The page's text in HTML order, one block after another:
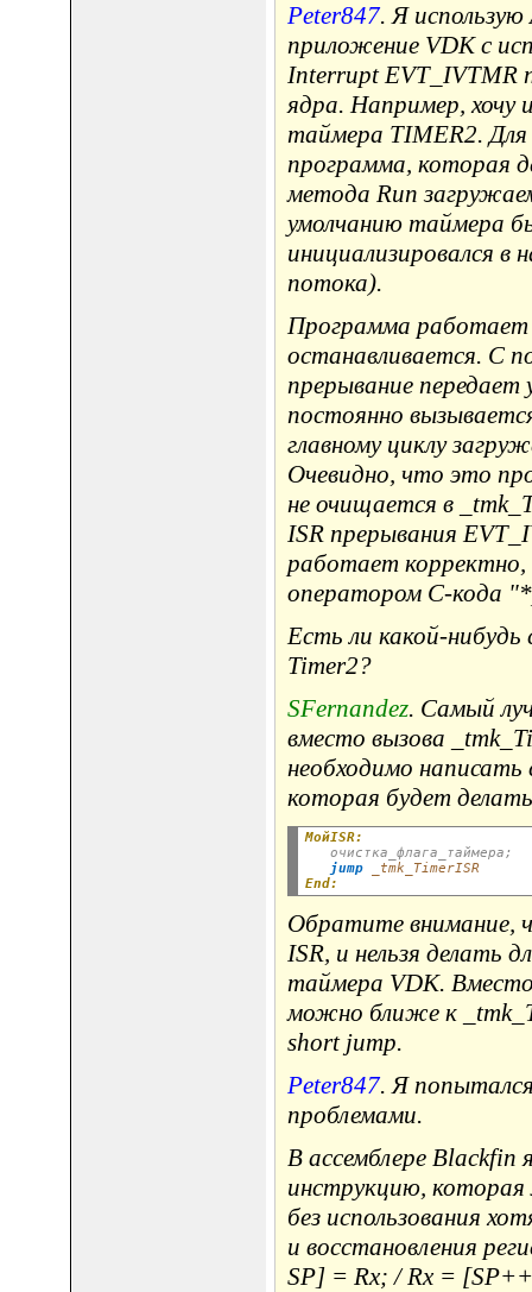
Peter847. Я
приложение VDK с
Interrupt EVT_IVTMR
ядра. Например, хочу
таймера TIMER2. Для
программа, которая
метода Run
умолчанию таймера
инициализировался в
потока).
Программа работает
останавливается. С
прерывание передает
постоянно
главному циклу
Очевидно, что это
не очищается в
ISR прерывания
работает
оператором C-кода
Есть ли какой-
Timer2?
SFernandez. Самый
вместо вызова
необходимо написать
которая будет
МойISR:
очистка_флага_таймера;
jump
_tmk_TimerISR
End:
Обратите внимание,
ISR, и нельзя делать
таймера VDK.
можно ближе к
short jump.
Peter847. Я
проблемами.
В ассемблере Blackfin
инструкцию,
без использования
и восстановления
SP] = Rx; / Rx =